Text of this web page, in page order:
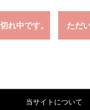
れ中です。 ただ
当サイトについて